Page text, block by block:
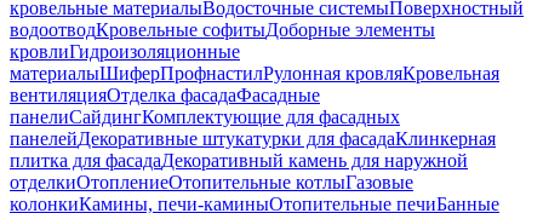
кровельные материалыВодосточные системыПоверхностный
водоотводКровельные софитыДоборные элементы
кровлиГидроизоляционные
материалыШиферПрофнастилРулонная кровляКровельная
вентиляцияОтделка фасадаФасадные
панелиСайдингКомплектующие для фасадных
панелейДекоративные штукатурки для фасадаКлинкерная
плитка для фасадаДекоративный камень для наружной
отделкиОтоплениеОтопительные котлыГазовые
колонкиКамины, печи-каминыОтопительные печиБанные